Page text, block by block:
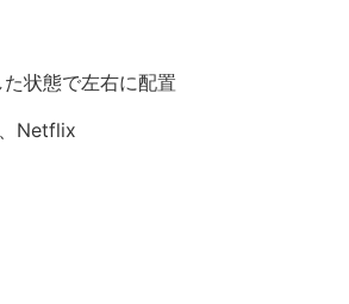
状態で左右に配置
Netflix